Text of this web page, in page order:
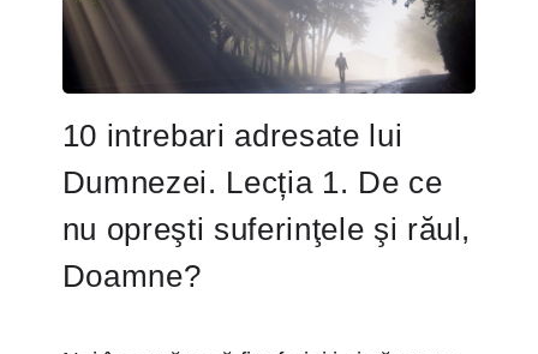
10 intrebari adresate lui
Dumnezei. Lecția 1. De ce
nu opreşti suferinţele şi răul,
Doamne?